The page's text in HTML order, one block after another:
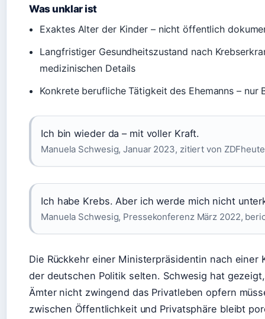
Was unklar ist
Exaktes Alter der Kinder – nicht öffentlich
Langfristiger Gesundheitszustand nach
medizinischen Details
Konkrete berufliche Tätigkeit des Ehemanns – nur
Ich bin wieder da – mit voller Kraft.
Manuela Schwesig, Januar 2023, zitiert von ZDFheute
Ich habe Krebs. Aber ich werde mich nicht
Manuela Schwesig, Pressekonferenz März 2022,
Die Rückkehr einer Ministerpräsidentin nach einer
der deutschen Politik selten. Schwesig hat
Ämter nicht zwingend das Privatleben opfern
zwischen Öffentlichkeit und Privatsphäre bleibt